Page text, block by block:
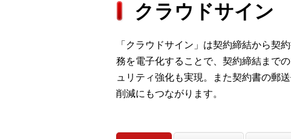
クラウドサイン
「クラウドサイン」は契約締結から契
務を電子化することで、契約締結まで
ュリティ強化も実現。また契約書の郵
削減にもつながります。